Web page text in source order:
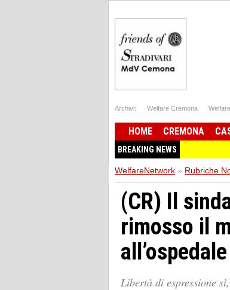
Archivi: Welfare Cremona
HOME CREMONA
BREAKING NEWS
WelfareNetwork » Rubriche
(CR) Il
rimosso il
all’ospedale
Libertà di espressione